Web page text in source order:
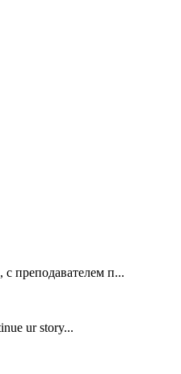
преподавателем п...
ur story...